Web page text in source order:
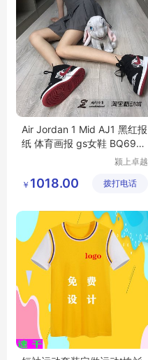
Air Jordan 1 Mid AJ1 黑红报
纸 体育画报 gs女鞋 BQ6931
颍上卓越
有限公司
￥ 1018.00 拨打电话